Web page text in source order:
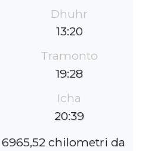
Dhuhr
13:20
Tramonto
19:28
Icha
20:39
chilometri da